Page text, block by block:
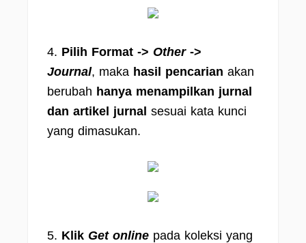
4. Pilih Format -> Other ->
Journal, maka hasil pencarian akan
berubah hanya menampilkan jurnal
dan artikel jurnal sesuai kata kunci
yang dimasukan.
5. Klik Get online pada koleksi yang